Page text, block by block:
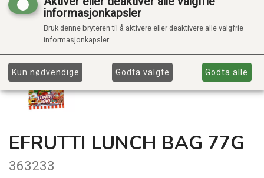
EFRUTTI LUNCH BAG 77G
363233
informasjonkapsler
Bruk denne bryteren til å aktivere eller deaktivere alle valgfrie
informasjonkapsler.
Kun nødvendige Godta valgte Godta alle